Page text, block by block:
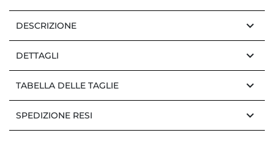
DESCRIZIONE keyboard_arrow_down
DETTAGLI keyboard_arrow_down
TABELLA DELLE TAGLIE keyboard_arrow_down
SPEDIZIONE RESI keyboard_arrow_down